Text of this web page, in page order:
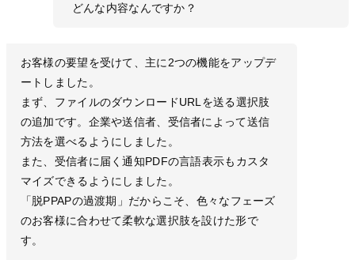
どんな内容なんですか？
お客様の要望を受けて、主に2つの機能をアップデ
ートしました。
まず、ファイルのダウンロードURLを送る選択肢
の追加です。企業や送信者、受信者によって送信
方法を選べるようにしました。
また、受信者に届く通知PDFの言語表示もカスタ
マイズできるようにしました。
「脱PPAPの過渡期」だからこそ、色々なフェーズ
のお客様に合わせて柔軟な選択肢を設けた形で
す。